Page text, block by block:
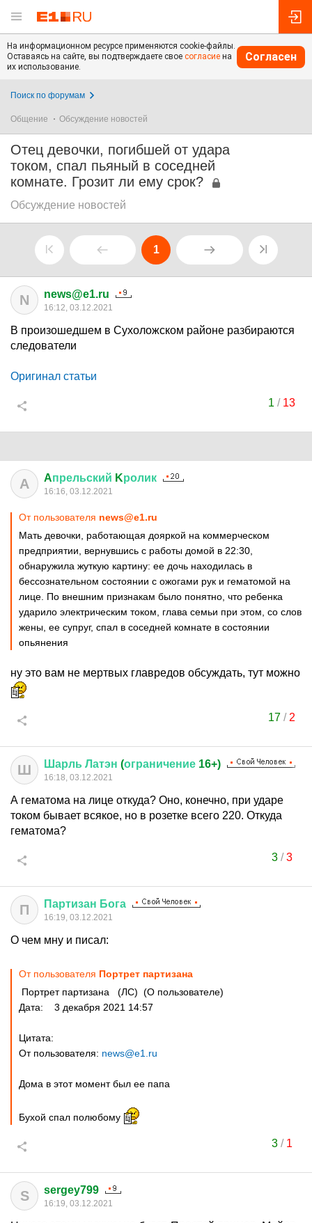
На информационном ресурсе применяются cookie-файлы.
Оставаясь на сайте, вы подтверждаете свое согласие на
их использование.
Согласен
Поиск по форумам
Общение Обсуждение новостей
Отец девочки, погибшей от удара
током, спал пьяный в соседней
комнате. Грозит ли ему срок?
Обсуждение новостей
1
N news@e1.ru
16:12, 03.12.2021
В произошедшем в Сухоложском районе разбираются
следователи
Оригинал статьи
1 / 13
A Aпрельский Kролик
16:16, 03.12.2021
От пользователя news@e1.ru
Мать девочки, работающая дояркой на коммерческом
предприятии, вернувшись с работы домой в 22:30,
обнаружила жуткую картину: ее дочь находилась в
бессознательном состоянии с ожогами рук и гематомой на
лице. По внешним признакам было понятно, что ребенка
ударило электрическим током, глава семьи при этом, со слов
жены, ее супруг, спал в соседней комнате в состоянии
опьянения
ну это вам не мертвых главредов обсуждать, тут можно
17 / 2
Ш Шарль Латэн (ограничение 16+)
16:18, 03.12.2021
А гематома на лице откуда? Оно, конечно, при ударе
током бывает всякое, но в розетке всего 220. Откуда
гематома?
3/3
П Партизан Бога
16:19, 03.12.2021
О чем мну и писал:
От пользователя Портрет партизана
Портрет партизана (ЛС) (О пользователе)
Дата: 3 декабря 2021 14:57
Цитата:
От пользователя: news@e1.ru
Дома в этот момент был ее папа
Бухой спал полюбому
3/ 1
S sergey799
16:19, 03.12.2021